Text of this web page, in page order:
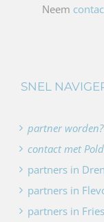
Neem
SNEL
partner worden?
contact met
partners in
partners in
partners in